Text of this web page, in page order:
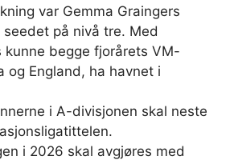
var Gemma Graingers
på nivå tre. Med
kunne begge fjorårets VM-
og England, ha havnet i
i A-divisjonen skal neste
i 2026 skal avgjøres med